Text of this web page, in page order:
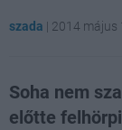
szada | 2014 május
Soha nem
előtte